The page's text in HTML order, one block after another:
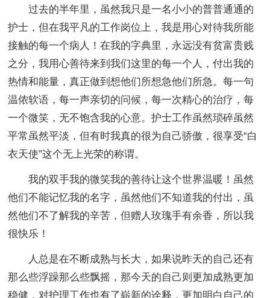
过去的半年里，虽然我只是一名小小的普普通通的
护士，但在我平凡的工作岗位上，我是用心对待我所能
接触的每一个病人！在我的字典里，永远没有贫富贵贱
之分，我用心善待来到我们这里的每一个人，付出我的
热情和能量，真正做到想他们所想急他们所急。每一句
温侬软语，每一声亲切的问候，每一次精心的治疗，每
一个微笑，无不饱含我的心意。护士工作虽然琐碎虽然
平常虽然平淡，但有时我真的很为自己骄傲，很享受“白
衣天使”这个无上光荣的称谓。
我的双手我的微笑我的善待让这个世界温暖！虽然
他们不能记忆我的名字，虽然他们不知道我的付出，虽
然他们不了解我的辛苦，但赠人玫瑰手有余香，所以我
很快乐！
人总是在不断成熟与长大，如果说昨天的自己还有
那么些浮躁那么些飘摇，那今天的自己则更加成熟更加
稳健，对护理工作也有了崭新的诠释，更加明白自己的